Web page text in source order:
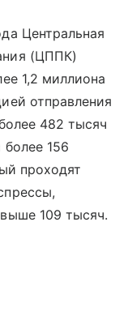
Центральная
(ЦППК)
1,2 миллиона
отправления
482 тысяч
156
проходят
109 тысяч.